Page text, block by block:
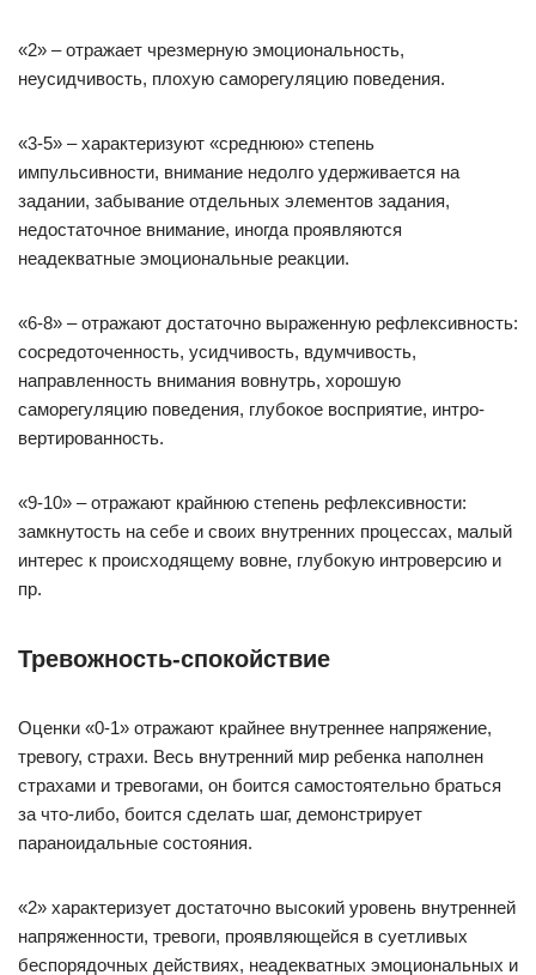
«2» – отражает чрезмерную эмоциональность,
неусидчивость, плохую саморегуляцию поведения.
«3-5» – характеризуют «среднюю» степень
импульсивности, внимание недолго удерживается на
задании, забывание отдельных элементов задания,
недостаточное внимание, иногда проявляются
неадекватные эмоциональные реакции.
«6-8» – отражают достаточно выраженную рефлексивность:
сосредоточенность, усидчивость, вдумчивость,
направленность внимания вовнутрь, хорошую
саморегуляцию поведения, глубокое восприятие, интро-
вертированность.
«9-10» – отражают крайнюю степень рефлексивности:
замкнутость на себе и своих внутренних процессах, малый
интерес к происходящему вовне, глубокую интроверсию и
пр.
Тревожность-спокойствие
Оценки «0-1» отражают крайнее внутреннее напряжение,
тревогу, страхи. Весь внутренний мир ребенка наполнен
страхами и тревогами, он боится самостоятельно браться
за что-либо, боится сделать шаг, демонстрирует
параноидальные состояния.
«2» характеризует достаточно высокий уровень внутренней
напряженности, тревоги, проявляющейся в суетливых
беспорядочных действиях, неадекватных эмоциональных и